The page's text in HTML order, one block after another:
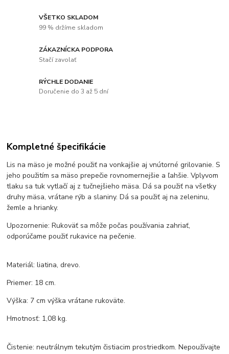
VŠETKO SKLADOM
99 % držíme skladom
ZÁKAZNÍCKA PODPORA
Stačí zavolať
RÝCHLE DODANIE
Doručenie do 3 až 5 dní
Kompletné špecifikácie
Lis na mäso je možné použiť na vonkajšie aj vnútorné grilovanie. S
jeho použitím sa mäso prepečie rovnomernejšie a ľahšie. Vplyvom
tlaku sa tuk vytlačí aj z tučnejšieho mäsa. Dá sa použiť na všetky
druhy mäsa, vrátane rýb a slaniny. Dá sa použiť aj na zeleninu,
žemle a hrianky.
Upozornenie: Rukoväť sa môže počas používania zahriať,
odporúčame použiť rukavice na pečenie.
Materiál: liatina, drevo.
Priemer: 18 cm.
Výška: 7 cm výška vrátane rukoväte.
Hmotnosť: 1,08 kg.
Čistenie: neutrálnym tekutým čistiacim prostriedkom. Nepoužívajte